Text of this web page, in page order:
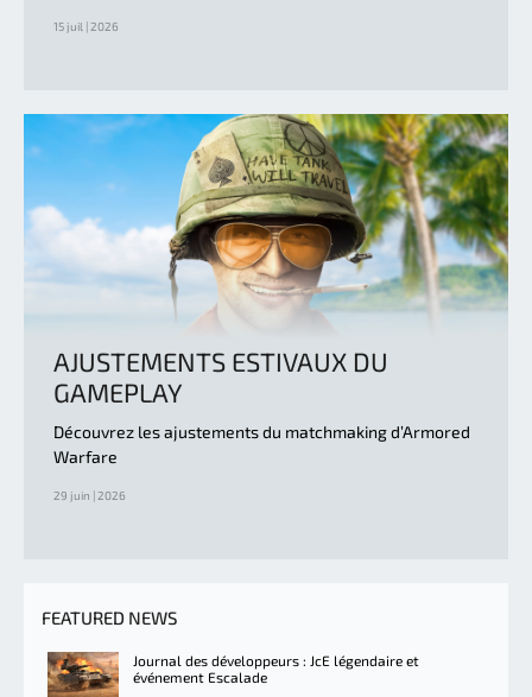
15 juil | 2026
AJUSTEMENTS ESTIVAUX DU
GAMEPLAY
Découvrez les ajustements du matchmaking d’Armored
Warfare
29 juin | 2026
FEATURED NEWS
Journal des développeurs : JcE légendaire et
événement Escalade